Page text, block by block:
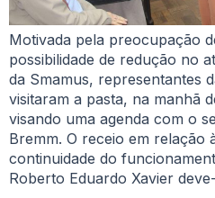
Motivada pela preocupação
possibilidade de redução no
da Smamus, representantes
visitaram a pasta, na manhã
visando uma agenda com o
Bremm. O receio em relação
continuidade do
Roberto Eduardo Xavier